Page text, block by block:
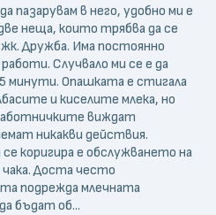
продукти и услуги,
производствен цикъл.
пазарувам в него, удобно ми е
неща, които трябва да се
Дружба. Има постоянно
Случвало ми се е да
минути. Опашката е стигала
и киселите млека, но
виждат
никакви действия.
коригира е обслужването на
Доста често
подрежда млечната
бъдат об...